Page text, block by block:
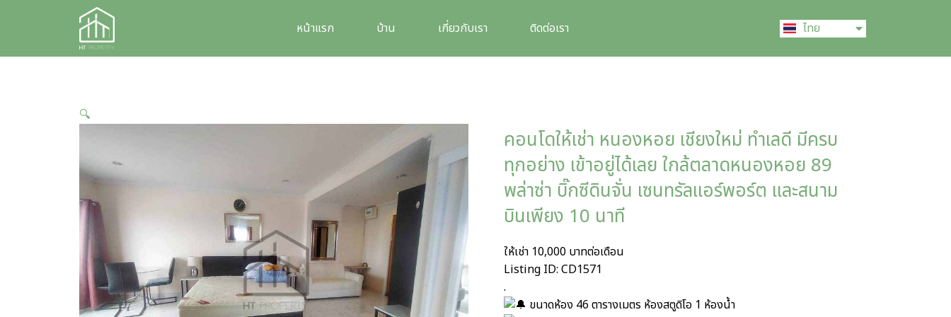
หน้าแรก บ้าน เกี่ยวกับเรา ติดต่อเรา ไทย
中文 (中国)
🔍
คอนโดให้เช่า หนองหอย เชียงใหม่ ทำเลดี มีครบ
ทุกอย่าง เข้าอยู่ได้เลย ใกล้ตลาดหนองหอย 89
พล่าซ่า บิ๊กซีดินจั่น เซนทรัลแอร์พอร์ต และสนาม
บินเพียง 10 นาที
ให้เช่า 10,000 บาทต่อเดือน
Listing ID: CD1571
.
ขนาดห้อง 46 ตารางเมตร ห้องสตูดิโอ 1 ห้องน้ำ